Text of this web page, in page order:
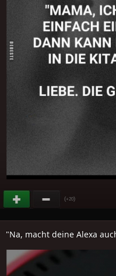
(+20)
"Na, macht deine Alexa